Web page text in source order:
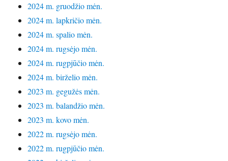
2024 m. gruodžio mėn.
2024 m. lapkričio mėn.
2024 m. spalio mėn.
2024 m. rugsėjo mėn.
2024 m. rugpjūčio mėn.
2024 m. birželio mėn.
2023 m. gegužės mėn.
2023 m. balandžio mėn.
2023 m. kovo mėn.
2022 m. rugsėjo mėn.
2022 m. rugpjūčio mėn.